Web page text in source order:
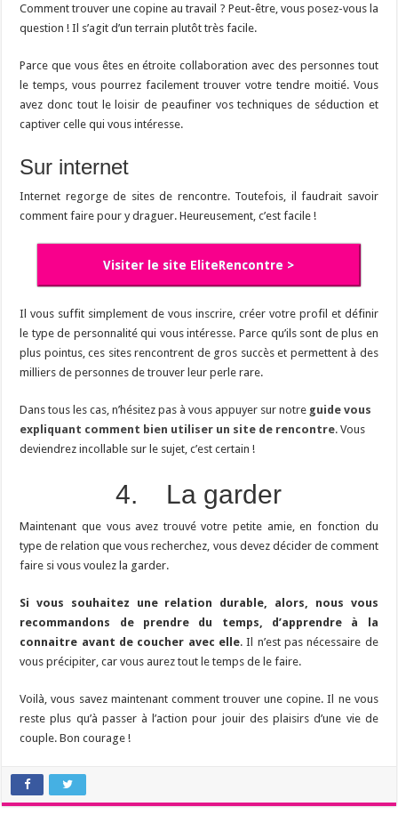
Comment trouver une copine au travail ? Peut-être, vous posez-vous la
question ! Il s’agit d’un terrain plutôt très facile.
Parce que vous êtes en étroite collaboration avec des personnes tout
le temps, vous pourrez facilement trouver votre tendre moitié. Vous
avez donc tout le loisir de peaufiner vos techniques de séduction et
captiver celle qui vous intéresse.
Sur internet
Internet regorge de sites de rencontre. Toutefois, il faudrait savoir
comment faire pour y draguer. Heureusement, c’est facile !
Visiter le site EliteRencontre >
Il vous suffit simplement de vous inscrire, créer votre profil et définir
le type de personnalité qui vous intéresse. Parce qu’ils sont de plus en
plus pointus, ces sites rencontrent de gros succès et permettent à des
milliers de personnes de trouver leur perle rare.
Dans tous les cas, n’hésitez pas à vous appuyer sur notre guide vous
expliquant comment bien utiliser un site de rencontre. Vous
deviendrez incollable sur le sujet, c’est certain !
4. La garder
Maintenant que vous avez trouvé votre petite amie, en fonction du
type de relation que vous recherchez, vous devez décider de comment
faire si vous voulez la garder.
Si vous souhaitez une relation durable, alors, nous vous
recommandons de prendre du temps, d’apprendre à la
connaitre avant de coucher avec elle. Il n’est pas nécessaire de
vous précipiter, car vous aurez tout le temps de le faire.
Voilà, vous savez maintenant comment trouver une copine. Il ne vous
reste plus qu’à passer à l’action pour jouir des plaisirs d’une vie de
couple. Bon courage !